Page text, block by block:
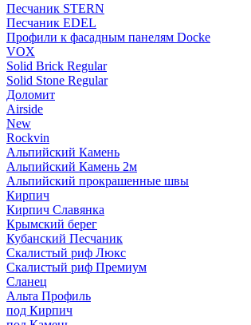
Пес­ча­ник STERN
Пес­ча­ник EDEL
Профили к фасадным панелям Docke
VOX
Solid Brick Regular
Solid Stone Regular
Доломит
Airside
New
Rockvin
Альпийский Камень
Альпийский Камень 2м
Альпийский прокрашенные швы
Кирпич
Кирпич Славянка
Крымский берег
Кубанский Песчаник
Скалистый риф Люкс
Скалистый риф Премиум
Сланец
Альта Профиль
под Кирпич